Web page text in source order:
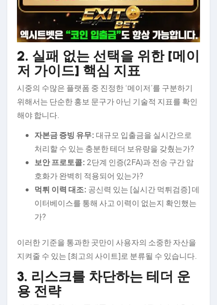
2. 실패 없는 선택을 위한 [메이
저 가이드] 핵심 지표
시중의 수많은 플랫폼 중 진정한 ‘메이저’를 구분하기
위해서는 단순한 홍보 문구가 아닌 기술적 지표를 확인
해야 합니다.
자본금 증빙 유무:대규모 입출금을 실시간으로
처리할 수 있는 충분한 테더 보유량을 갖췄는가?
보안 프로토콜: 2단계 인증(2FA)과 전송 구간 암
호화가 완벽히 적용되어 있는가?
먹튀 이력 대조: 공신력 있는 [실시간 먹튀검증] 데
이터베이스를 통해 사고 이력이 없는지 확인했는
가?
이러한 기준을 통과한 곳만이 사용자의 소중한 자산을
지켜줄 수 있는 [최고의 사이트]로 분류될 수 있습니다.
3. 리스크를 차단하는 테더 운
용 전략